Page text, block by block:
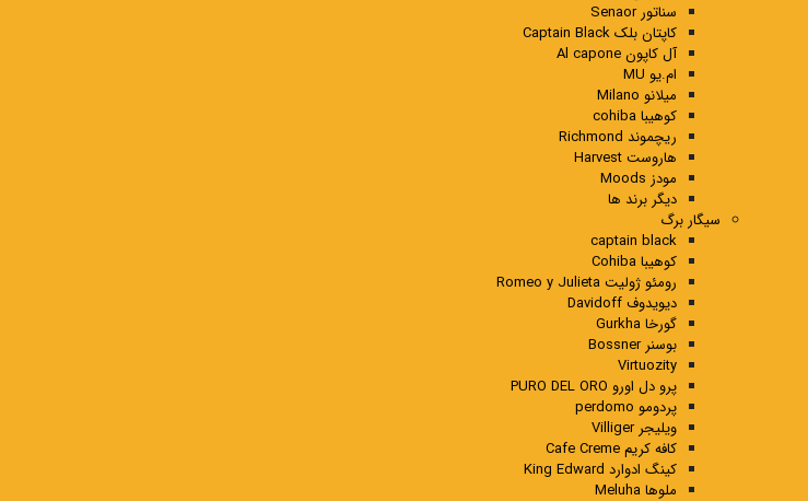
سناتور Senaor
کاپتان بلک Captain Black
آل کاپون Al capone
ام.یو MU
میلانو Milano
کوهیبا cohiba
ریچموند Richmond
هاروست Harvest
مودز Moods
دیگر برند ها
سیگار برگ
captain black
کوهیبا Cohiba
رومئو ژولیت Romeo y Julieta
دیویدوف Davidoff
گورخا Gurkha
بوسنر Bossner
Virtuozity
پرو دل اورو PURO DEL ORO
پردومو perdomo
ویلیجر Villiger
کافه کریم Cafe Creme
کینگ ادوارد King Edward
ملوها Meluha